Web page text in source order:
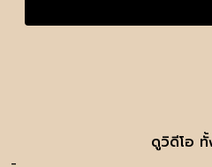
ดูวิดีโอ